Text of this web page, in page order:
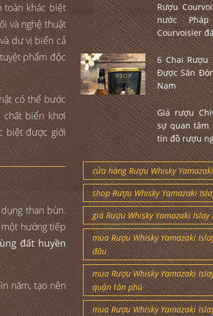
toàn khác biệt
và nghệ thuật
dư vị biển cả
phẩm độc
có thể bước
biển khơi
biệt được giới
than bùn.
một hướng tiếp
đất huyền
năm, tạo nên
Rượu
nước
Courvoisier
6 Chai Rượu
Được Săn
Nam
Giá rượu
sự quan tâm
tín đồ rượu
cửa hàng Rượu Whisky
shop Rượu Whisky Yamazaki
giá Rượu Whisky Yamazaki
mua Rượu Whisky Yamazaki
đâu
mua Rượu Whisky Yamazaki
quận tân phú
mua Rượu Whisky Yamazaki